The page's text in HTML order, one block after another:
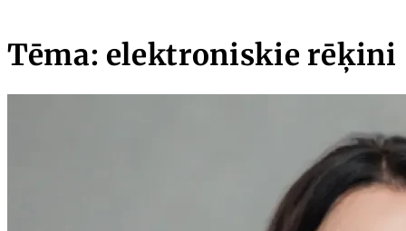
Tēma: elektroniskie rēķini